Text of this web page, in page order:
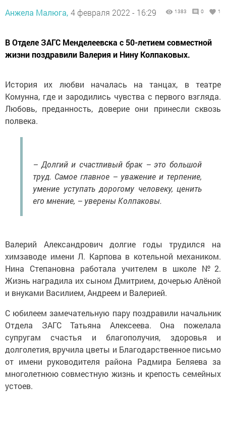
Анжела Малюга, 4 февраля 2022 - 16:29 1383 0 1
В Отделе ЗАГС Менделеевска с 50-летием совместной
жизни поздравили Валерия и Нину Колпаковых.
История их любви началась на танцах, в театре
Комунна, где и зародились чувства с первого взгляда.
Любовь, преданность, доверие они принесли сквозь
полвека.
– Долгий и счастливый брак – это большой
труд. Самое главное – уважение и терпение,
умение уступать дорогому человеку, ценить
его мнение, – уверены Колпаковы.
Валерий Александрович долгие годы трудился на
химзаводе имени Л. Карпова в котельной механиком.
Нина Степановна работала учителем в школе №2.
Жизнь наградила их сыном Дмитрием, дочерью Алёной
и внуками Василием, Андреем и Валерией.
С юбилеем замечательную пару поздравили начальник
Отдела ЗАГС Татьяна Алексеева. Она пожелала
супругам счастья и благополучия, здоровья и
долголетия, вручила цветы и Благодарственное письмо
от имени руководителя района Радмира Беляева за
многолетнюю совместную жизнь и крепость семейных
устоев.